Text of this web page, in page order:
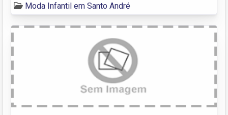
Moda Infantil em Santo André